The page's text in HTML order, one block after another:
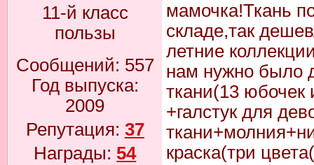
11-й класс
пользы
Сообщений: 557
Год выпуска:
2009
Репутация: 37
Награды: 54
мамочка!Ткань
складе,так
летние
нам нужно было
ткани(13 юбочек
+галстук для
краска(три